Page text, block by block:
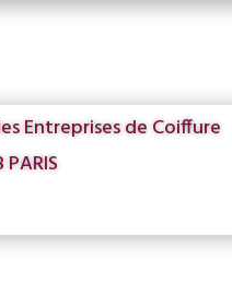
Entreprises de Coiffure